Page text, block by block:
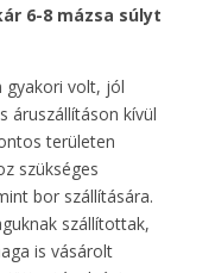
6-8 mázsa súlyt
gyakori volt, jól
áruszállításon kívül
területen
szükséges
bor szállítására.
szállítottak,
is vásárolt